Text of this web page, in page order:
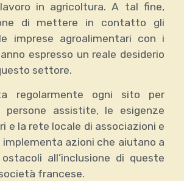
in agricoltura. A tal fine,
di mettere in contatto gli
imprese agroalimentari con i
espresso un reale desiderio
settore.
regolarmente ogni sito per
persone assistite, le esigenze
e la rete locale di associazioni e
azioni che aiutano a
all’inclusione di queste
francese.